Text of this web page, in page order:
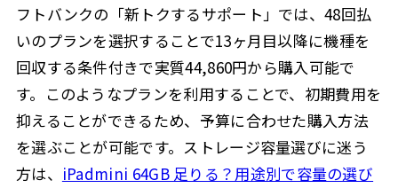
フトバンクの「新トクするサポート」では、48回払
いのプランを選択することで13ヶ月目以降に機種を
回収する条件付きで実質44,860円から購入可能で
す。このようなプランを利用することで、初期費用を
抑えることができるため、予算に合わせた購入方法
を選ぶことが可能です。ストレージ容量選びに迷う
方は、 iPadmini 64GB 足りる？用途別で容量の選び